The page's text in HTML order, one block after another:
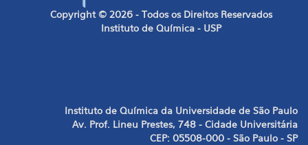
Copyright © 2026 - Todos os Direitos Reservados
Instituto de Química - USP
Instituto de Química da Universidade de São Paulo
Av. Prof. Lineu Prestes, 748 - Cidade Universitária
CEP: 05508-000 - São Paulo - SP